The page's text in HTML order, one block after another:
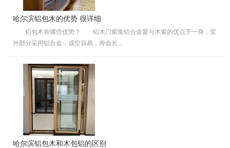
哈尔滨铝包木的优势 很详细
铝包木有哪些优势？ 铝木门窗集铝合金窗与木窗的优点于一身，室
外部分采用铝合金，成型容易，寿命长...
哈尔滨铝包木和木包铝的区别